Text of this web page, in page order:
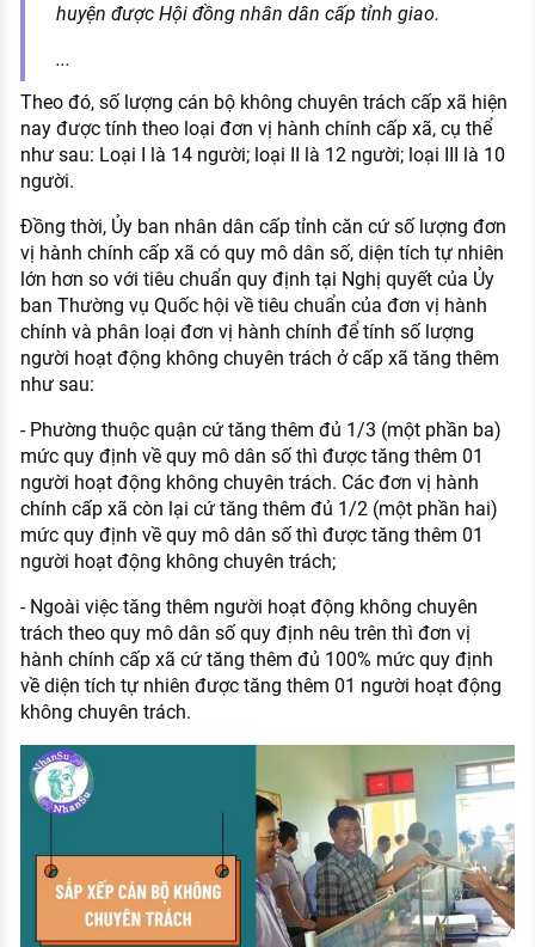
huyện được Hội đồng nhân dân cấp tỉnh giao.
...
Theo đó, số lượng cán bộ không chuyên trách cấp xã hiện
nay được tính theo loại đơn vị hành chính cấp xã, cụ thể
như sau: Loại I là 14 người; loại II là 12 người; loại III là 10
người.
Đồng thời, Ủy ban nhân dân cấp tỉnh căn cứ số lượng đơn
vị hành chính cấp xã có quy mô dân số, diện tích tự nhiên
lớn hơn so với tiêu chuẩn quy định tại Nghị quyết của Ủy
ban Thường vụ Quốc hội về tiêu chuẩn của đơn vị hành
chính và phân loại đơn vị hành chính để tính số lượng
người hoạt động không chuyên trách ở cấp xã tăng thêm
như sau:
- Phường thuộc quận cứ tăng thêm đủ 1/3 (một phần ba)
mức quy định về quy mô dân số thì được tăng thêm 01
người hoạt động không chuyên trách. Các đơn vị hành
chính cấp xã còn lại cứ tăng thêm đủ 1/2 (một phần hai)
mức quy định về quy mô dân số thì được tăng thêm 01
người hoạt động không chuyên trách;
- Ngoài việc tăng thêm người hoạt động không chuyên
trách theo quy mô dân số quy định nêu trên thì đơn vị
hành chính cấp xã cứ tăng thêm đủ 100% mức quy định
về diện tích tự nhiên được tăng thêm 01 người hoạt động
không chuyên trách.